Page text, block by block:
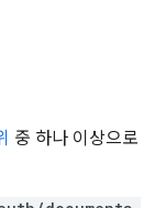
중 하나 이상으로